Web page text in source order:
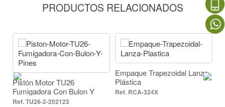
IR A COMPRAR
PRODUCTOS RELACIONADOS
Pistón Motor TU26
Fumigadora Con Bulon Y
PinesTU26-2-202123
Empaque Trapezoidal Lanza
Plástica
RCA-324X